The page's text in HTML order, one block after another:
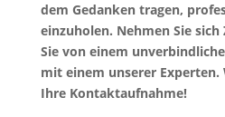
dem Gedanken tragen,
einzuholen. Nehmen Sie
Sie von einem
mit einem unserer Experten.
Ihre Kontaktaufnahme!